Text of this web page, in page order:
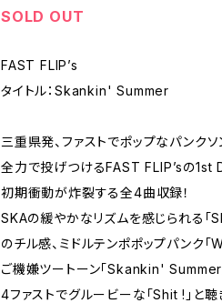
SOLD OUT
FAST FLIP’s
タイトル：Skankin' Summer
三重県発、ファストでポップなパンクソ
全力で投げつけるFAST FLIP’sの1st
初期衝動が炸裂する全4曲収録！
SKAの緩やかなリズムを感じられる
のチル感、ミドルテンポポップパンク
ご機嫌ツートーン「Skankin' Summer
4ファストでグルービーな「Shit !」と聴